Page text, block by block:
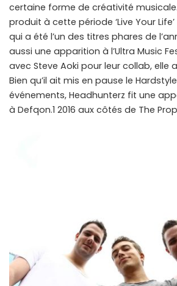
certaine forme de créativité
produit à cette période ‘Live Your
qui a été l’un des titres phares de
aussi une apparition à l’Ultra Music
avec Steve Aoki pour leur collab, elle
Bien qu’il ait mis en pause le
événements, Headhunterz fit une
à Defqon.1 2016 aux côtés de The